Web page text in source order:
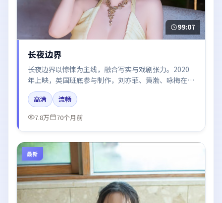
99:07
长夜边界
长夜边界以惊悚为主线，融合写实与戏剧张力。2020
年上映，英国班底参与制作，刘亦菲、黄渤、咏梅在片
中呈现细腻表演，影像风格统一，配乐与剪辑强化了情
绪曲线。
高清
流畅
7.8万
70个月前
最新